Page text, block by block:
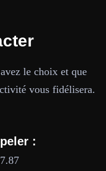
le choix et que
vous fidélisera.
: